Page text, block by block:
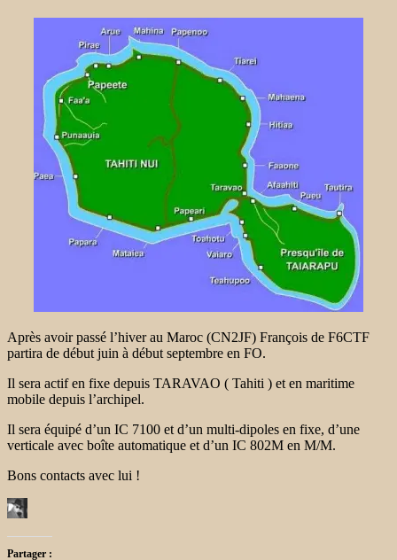
Après avoir passé l’hiver au Maroc (CN2JF) François de F6CTF
partira de début juin à début septembre en FO.
Il sera actif en fixe depuis TARAVAO ( Tahiti ) et en maritime
mobile depuis l’archipel.
Il sera équipé d’un IC 7100 et d’un multi-dipoles en fixe, d’une
verticale avec boîte automatique et d’un IC 802M en M/M.
Bons contacts avec lui !
Partager :